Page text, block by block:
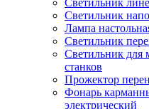
Светильник
Светильник
Лампа
Светильник
Светильник для
станков
Прожектор
Фонарь
электрический